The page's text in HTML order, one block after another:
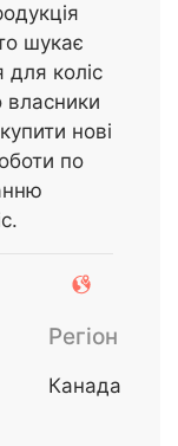
шукає
для коліс
власники
нові
по
Регіон
Канада